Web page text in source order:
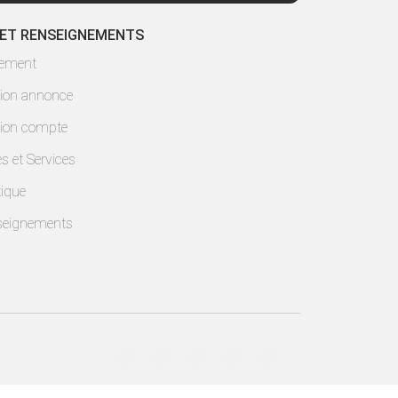
RENSEIGNEMENTS
annonce
compte
et Services